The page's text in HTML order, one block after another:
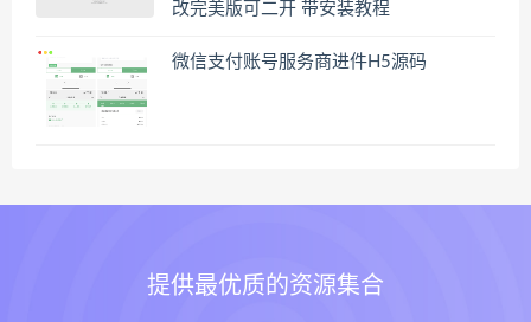
改完美版可二开 带安装教程
微信支付账号服务商进件H5源码
提供最优质的资源集合